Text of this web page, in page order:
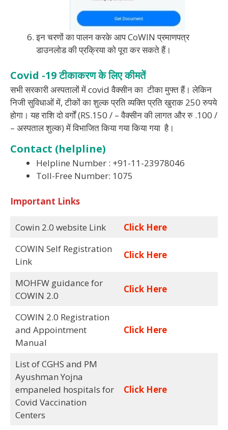
इन चरणों का पालन करके आप CoWIN प्रमाणपत्र
डाउनलोड की प्रक्रिया को पूरा कर सकते हैं।
Covid -19 टीकाकरण के लिए कीमतें
सभी सरकारी अस्पतालों में covid वैक्सीन का टीका मुफ्त हैं। लेकिन
निजी सुविधाओं में, टीकों का शुल्क प्रति व्यक्ति प्रति खुराक 250 रुपये
होगा। यह राशि दो वर्गों (RS.150 / – वैक्सीन की लागत और रु .100 /
– अस्पताल शुल्क) में विभाजित किया गया किया गया है।
Contact (helpline)
Helpline Number : +91-11-23978046
Toll-Free Number: 1075
Important Links
Cowin 2.0 website Link
Click Here
COWIN Self Registration
Link
Click Here
MOHFW guidance for
COWIN 2.0
Click Here
COWIN 2.0 Registration
and Appointment
Manual
Click Here
List of CGHS and PM
Ayushman Yojna
empaneled hospitals for
Covid Vaccination
Centers
Click Here